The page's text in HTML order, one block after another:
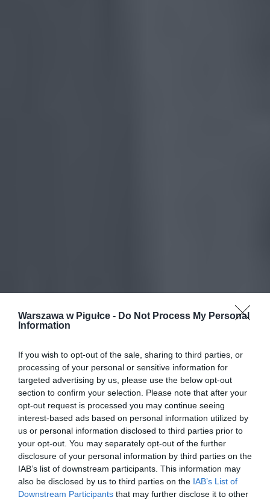
Warszawa w Pigułce - Do Not Process My Personal
Information
If you wish to opt-out of the sale, sharing to third parties, or
processing of your personal or sensitive information for
targeted advertising by us, please use the below opt-out
section to confirm your selection. Please note that after your
opt-out request is processed you may continue seeing
interest-based ads based on personal information utilized by
us or personal information disclosed to third parties prior to
your opt-out. You may separately opt-out of the further
disclosure of your personal information by third parties on the
IAB’s list of downstream participants. This information may
also be disclosed by us to third parties on the IAB’s List of
Downstream Participants that may further disclose it to other